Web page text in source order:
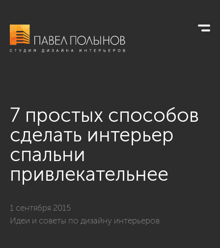
7 простых способов
сделать интерьер
спальни
привлекательнее
1 сентября 2015
Идеи и советы по дизайну интерьеров